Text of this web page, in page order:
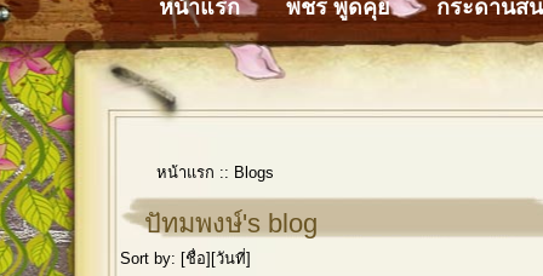
หน้าแรก พชร พูดคุย กระดานส
หน้าแรก :: Blogs
ปัทมพงษ์'s blog
Sort by: [ชื่อ][วันที่]